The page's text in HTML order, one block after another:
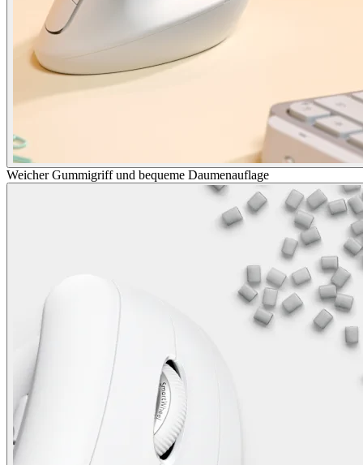
Weicher Gummigriff und bequeme Daumenauflage